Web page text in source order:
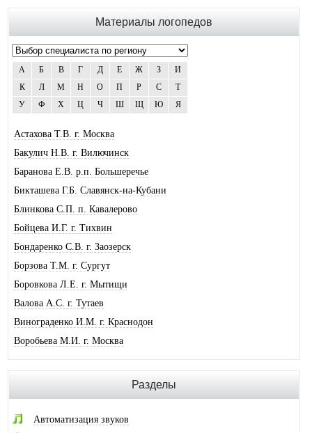
Материалы логопедов
А Б В Г Д Е Ж З
И
К
Л М Н О П Р С
Т
У
Ф Х Ц Ч Ш Щ Ю Я
Астахова Т.В. г. Москва
Бакулич Н.В. г. Вилючинск
Баранова Е.В. р.п. Большеречье
Бикташева Г.Б. Славянск-на-Кубани
Блинкова С.П. п. Кавалерово
Бойцева И.Г. г. Тихвин
Бондаренко С.В. г. Заозерск
Борзова Т.М. г. Сургут
Боровкова Л.Е. г. Мытищи
Валова А.С. г. Тутаев
Винограденко И.М. г. Краснодон
Воробьева М.И. г. Москва
Гандрабура Н.В. г. Кишинев
Гвоздева Е.А. г. Москва
Головина А.И. г. Минусинск
Разделы
Автоматизация звуков